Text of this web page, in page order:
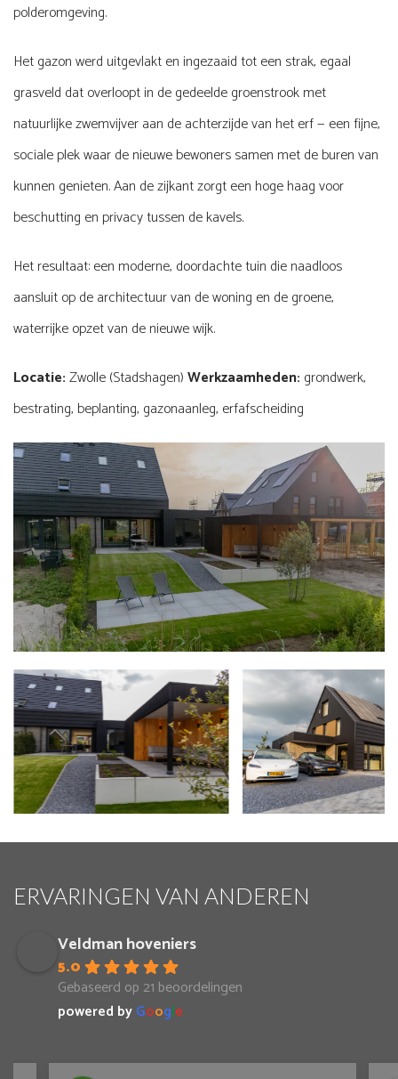
polderomgeving.
Het gazon werd uitgevlakt en ingezaaid tot een strak, egaal
grasveld dat overloopt in de gedeelde groenstrook met
natuurlijke zwemvijver aan de achterzijde van het erf — een fijne,
sociale plek waar de nieuwe bewoners samen met de buren van
kunnen genieten. Aan de zijkant zorgt een hoge haag voor
beschutting en privacy tussen de kavels.
Het resultaat: een moderne, doordachte tuin die naadloos
aansluit op de architectuur van de woning en de groene,
waterrijke opzet van de nieuwe wijk.
Locatie:Zwolle (Stadshagen)Werkzaamheden: grondwerk,
bestrating, beplanting, gazonaanleg, erfafscheiding
ERVARINGEN VAN ANDEREN
Veldman hoveniers
5.0
Gebaseerd op 21 beoordelingen
powered byGoogle